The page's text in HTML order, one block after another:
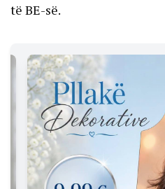
të BE-së.